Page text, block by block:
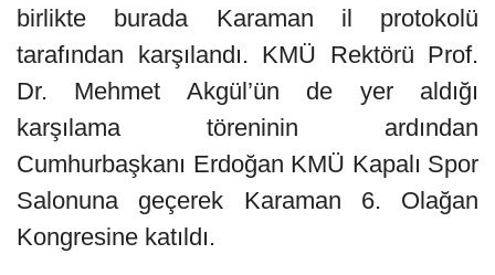
birlikte burada Karaman il protokolü
tarafından karşılandı. KMÜ Rektörü Prof.
Dr. Mehmet Akgül’ün de yer aldığı
karşılama töreninin ardından
Cumhurbaşkanı Erdoğan KMÜ Kapalı Spor
Salonuna geçerek Karaman 6. Olağan
Kongresine katıldı.